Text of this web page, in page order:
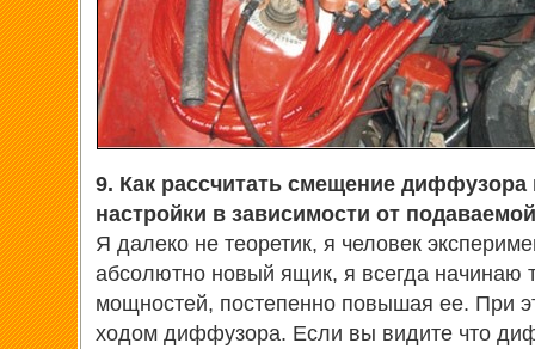
9. Как рассчитать смещение диффузора
настройки в зависимости от
Я далеко не теоретик, я человек
абсолютно новый ящик, я всегда начинаю
мощностей, постепенно повышая ее. При
ходом диффузора. Если вы видите что